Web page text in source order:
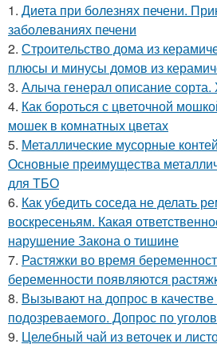
1. Диета при болезнях печени.
заболеваниях печени
2. Строительство дома из
плюсы и минусы домов из
3. Алыча генерал описание сорта.
4. Как бороться с цветочной
мошек в комнатных цветах
5. Металлические мусорные
Основные преимущества
для ТБО
6. Как убедить соседа не делать
воскресеньям. Какая
нарушение Закона о тишине
7. Растяжки во время
беременности появляются
8. Вызывают на допрос в качестве
подозреваемого. Допрос по
9. Целебный чай из веточек и